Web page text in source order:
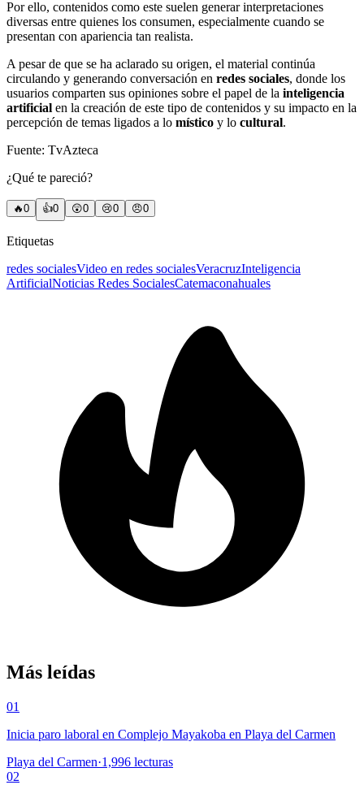
Por ello, contenidos como este suelen generar interpretaciones
diversas entre quienes los consumen, especialmente cuando se
presentan con apariencia tan realista.
A pesar de que se ha aclarado su origen, el material continúa
circulando y generando conversación en redes sociales, donde los
usuarios comparten sus opiniones sobre el papel de la inteligencia
artificial en la creación de este tipo de contenidos y su impacto en la
percepción de temas ligados a lo místico y lo cultural.
Fuente: TvAzteca
¿Qué te pareció?
🔥0 👍0 😲0 😢0 😠0
Etiquetas
redes socialesVideo en redes socialesVeracruzInteligencia
ArtificialNoticias Redes SocialesCatemaconahuales
Más leídas
01
Inicia paro laboral en Complejo Mayakoba en Playa del Carmen
Playa del Carmen·1,996 lecturas
02